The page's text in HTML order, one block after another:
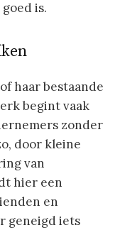
is.
haar bestaande
begint vaak
zonder
door kleine
van
hier een
en
geneigd iets